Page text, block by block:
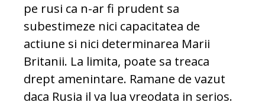
pe rusi ca n-ar fi prudent sa
subestimeze nici capacitatea de
actiune si nici determinarea Marii
Britanii. La limita, poate sa treaca
drept amenintare. Ramane de vazut
daca Rusia il va lua vreodata in serios.